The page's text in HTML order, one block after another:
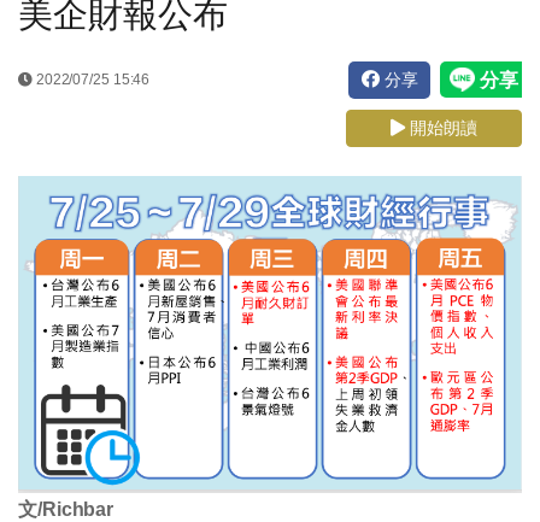
美企財報公布
2022/07/25 15:46 分享
開始朗讀
文/Richbar